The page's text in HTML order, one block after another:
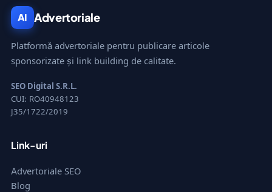
AI Advertoriale
Platformă advertoriale pentru publicare articole
sponsorizate și link building de calitate.
SEO Digital S.R.L.
CUI: RO40948123
J35/1722/2019
Link-uri
Advertoriale SEO
Blog